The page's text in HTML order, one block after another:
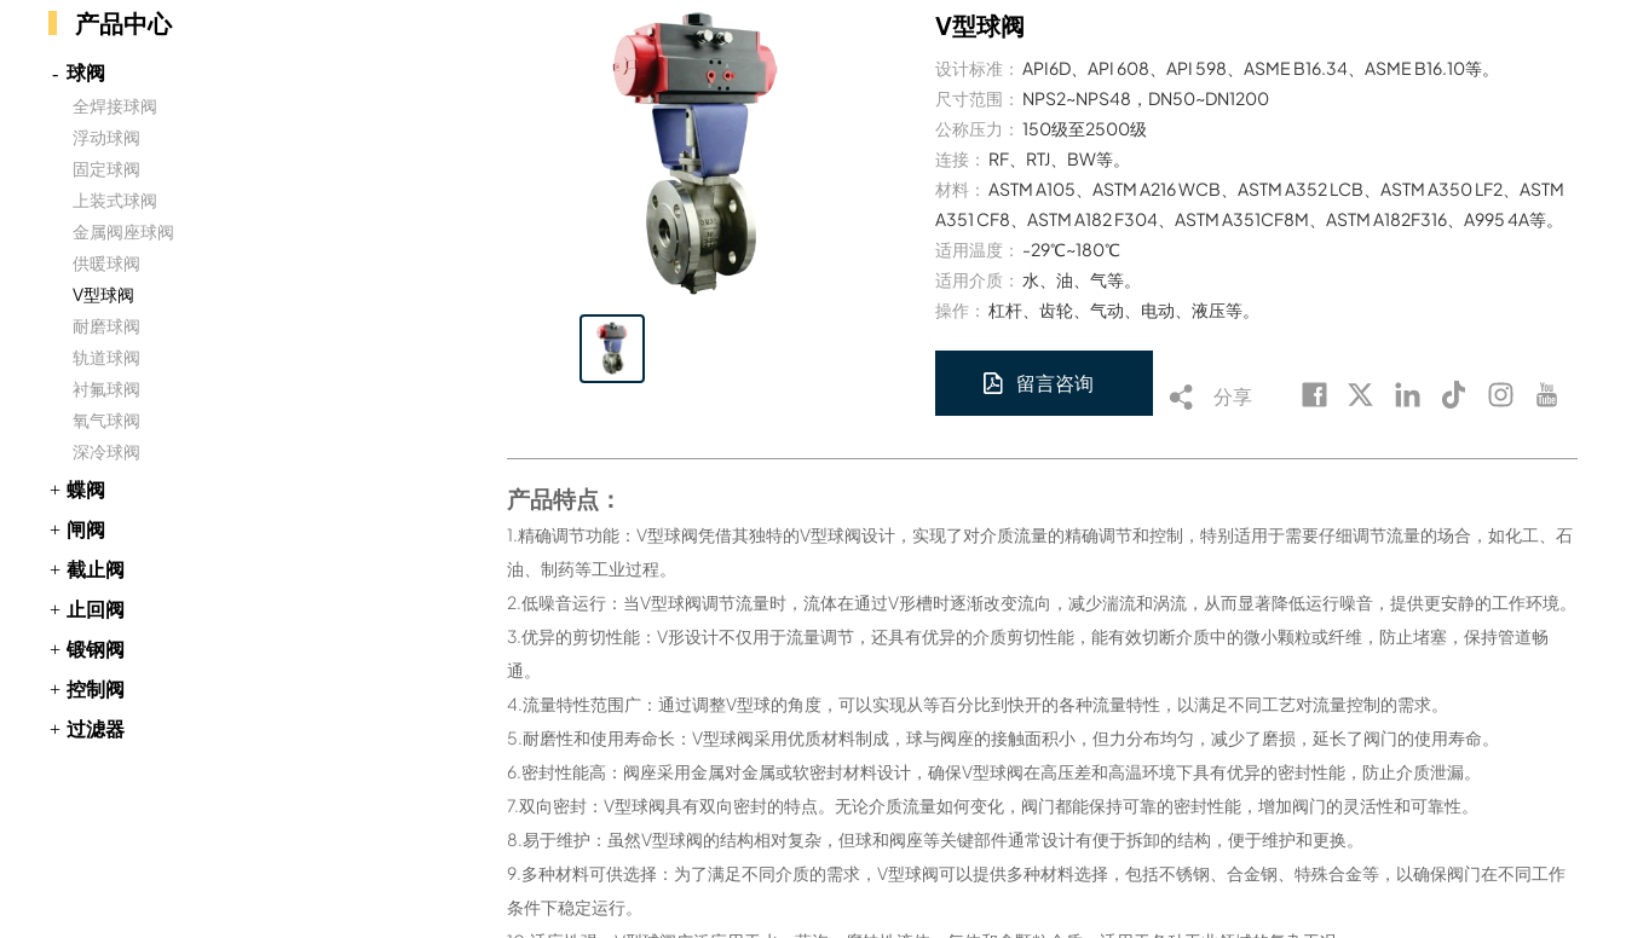
产品中心
球阀
全焊接球阀
浮动球阀
固定球阀
上装式球阀
金属阀座球阀
供暖球阀
V型球阀
耐磨球阀
轨道球阀
衬氟球阀
氧气球阀
深冷球阀
蝶阀
闸阀
截止阀
止回阀
锻钢阀
控制阀
过滤器
V型球阀
设计标准： API6D、API 608、API 598、ASME B16.34、ASME B16.10等。
尺寸范围： NPS2~NPS48，DN50~DN1200
公称压力： 150级至2500级
连接： RF、RTJ、BW等。
材料： ASTM A105、ASTM A216 WCB、ASTM A352 LCB、ASTM A350 LF2、ASTM
A351 CF8、ASTM A182 F304、ASTM A351CF8M、ASTM A182F316、A995 4A等。
适用温度： -29℃~180℃
适用介质： 水、油、气等。
操作： 杠杆、齿轮、气动、电动、液压等。
留言咨询
分享
产品特点：
1.精确调节功能：V型球阀凭借其独特的V型球阀设计，实现了对介质流量的精确调节和控制，特别适用于需要仔细调节流量的场合，如化工、石
油、制药等工业过程。
2.低噪音运行：当V型球阀调节流量时，流体在通过V形槽时逐渐改变流向，减少湍流和涡流，从而显著降低运行噪音，提供更安静的工作环境。
3.优异的剪切性能：V形设计不仅用于流量调节，还具有优异的介质剪切性能，能有效切断介质中的微小颗粒或纤维，防止堵塞，保持管道畅
通。
4.流量特性范围广：通过调整V型球的角度，可以实现从等百分比到快开的各种流量特性，以满足不同工艺对流量控制的需求。
5.耐磨性和使用寿命长：V型球阀采用优质材料制成，球与阀座的接触面积小，但力分布均匀，减少了磨损，延长了阀门的使用寿命。
6.密封性能高：阀座采用金属对金属或软密封材料设计，确保V型球阀在高压差和高温环境下具有优异的密封性能，防止介质泄漏。
7.双向密封：V型球阀具有双向密封的特点。无论介质流量如何变化，阀门都能保持可靠的密封性能，增加阀门的灵活性和可靠性。
8.易于维护：虽然V型球阀的结构相对复杂，但球和阀座等关键部件通常设计有便于拆卸的结构，便于维护和更换。
9.多种材料可供选择：为了满足不同介质的需求，V型球阀可以提供多种材料选择，包括不锈钢、合金钢、特殊合金等，以确保阀门在不同工作
条件下稳定运行。